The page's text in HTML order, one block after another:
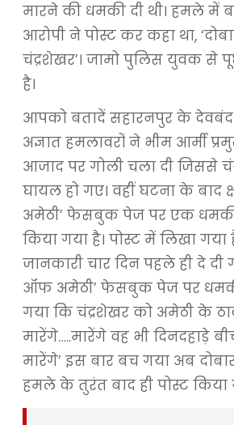
मारने की धमकी दी थी। हमले में
आरोपी ने पोस्ट कर कहा था,
चंद्रशेखर’। जामो पुलिस युवक से
है।
आपको बतादें सहारनपुर के
अज्ञात हमलावरों ने भीम आर्मी
आजाद पर गोली चला दी जिससे
घायल हो गए। वहीं घटना के बाद
अमेठी’ फेसबुक पेज पर एक धमकी
किया गया है। पोस्ट में लिखा
जानकारी चार दिन पहले ही दे दी
ऑफ अमेठी’ फेसबुक पेज पर
गया कि चंद्रशेखर को अमेठी के
मारेंगे…..मारेंगे वह भी दिनदहाड़े
मारेंगे’ इस बार बच गया अब
हमले के तुरंत बाद ही पोस्ट किया